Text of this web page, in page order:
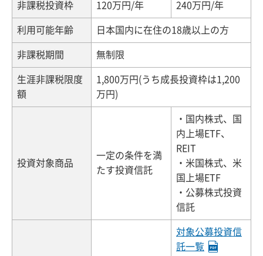
非課税投資枠 120万円/年 240万円/年
利用可能年齢 日本国内に在住の18歳以上の方
非課税期間 無制限
生涯非課税限度
額
1,800万円(うち成長投資枠は1,200
万円)
投資対象商品
一定の条件を満
たす投資信託
・国内株式、国
内上場ETF、
REIT
・米国株式、米
国上場ETF
・公募株式投資
信託
対象公募投資信
託一覧